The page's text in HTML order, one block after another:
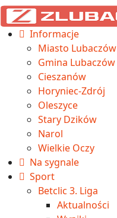
Informacje
Miasto Lubaczów
Gmina Lubaczów
Cieszanów
Horyniec-Zdrój
Oleszyce
Stary Dzików
Narol
Wielkie Oczy
Na sygnale
Sport
Betclic 3. Liga
Aktualności